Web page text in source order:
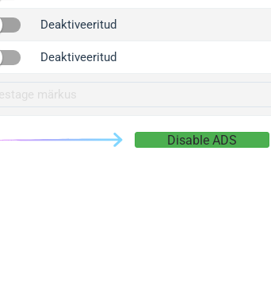
iplogger.co
2no.co
yip.su
iplogger.info
Deaktiveeritud
Deaktiveeritud
Disable ADS